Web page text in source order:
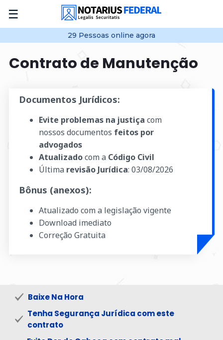
☰
29 Pessoas online agora
Contrato de Manutenção
Documentos Jurídicos:
Evite problemas na justiça com
nossos documentos feitos por
advogados
Atualizadocom a Código Civil
Última revisão Jurídica: 03/08/2026
Bônus (anexos):
Atualizado com a legislação vigente
Download imediato
Correção Gratuita
Baixe Na Hora
Tenha Segurança Jurídica com este
contrato